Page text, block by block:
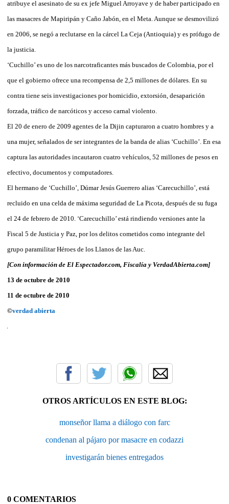
atribuye el asesinato de su ex jefe Miguel Arroyave y de haber participado en
las masacres de Mapiripán y Caño Jabón, en el Meta. Aunque se desmovilizó
en 2006, se negó a reclutarse en la cárcel La Ceja (Antioquia) y es prófugo de
la justicia.
‘Cuchillo’ es uno de los narcotraficantes más buscados de Colombia, por el
que el gobierno ofrece una recompensa de 2,5 millones de dólares. En su
contra tiene seis investigaciones por homicidio, extorsión, desaparición
forzada, tráfico de narcóticos y acceso carnal violento.
El 20 de enero de 2009 agentes de la Dijin capturaron a cuatro hombres y a
una mujer, señalados de ser integrantes de la banda de alias ‘Cuchillo’. En esa
captura las autoridades incautaron cuatro vehículos, 52 millones de pesos en
efectivo, documentos y computadores.
El hermano de ‘Cuchillo’, Dúmar Jesús Guerrero alias ‘Carecuchillo’, está
recluido en una celda de máxima seguridad de La Picota, después de su fuga
el 24 de febrero de 2010. ‘Carecuchillo’ está rindiendo versiones ante la
Fiscal 5 de Justicia y Paz, por los delitos cometidos como integrante del
grupo paramilitar Héroes de los Llanos de las Auc.
[Con información de El Espectador.com, Fiscalía y VerdadAbierta.com]
13 de octubre de 2010
11 de octubre de 2010
©verdad abierta
OTROS ARTÍCULOS EN ESTE BLOG:
monseñor llama a diálogo con farc
condenan al pájaro por masacre en codazzi
investigarán bienes entregados
0 COMENTARIOS